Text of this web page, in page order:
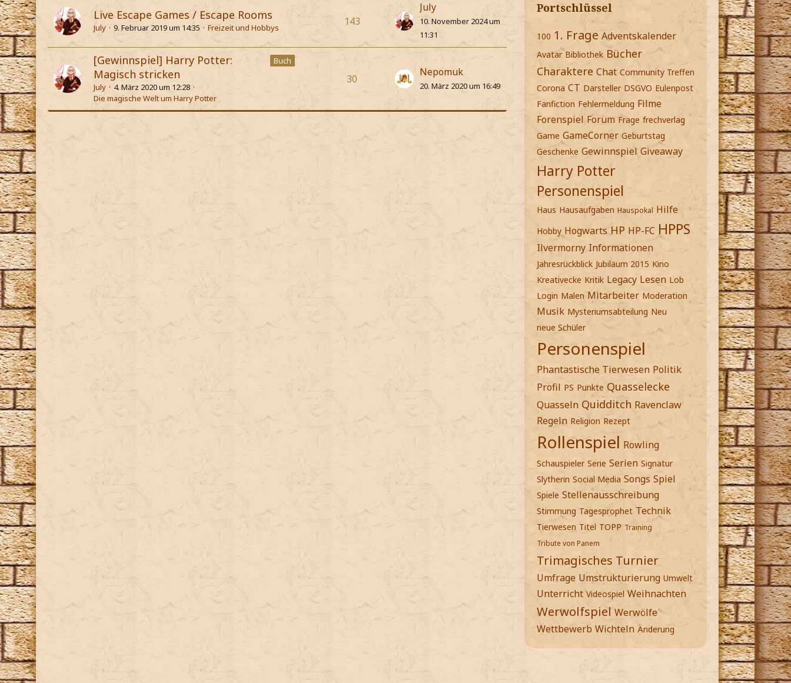
Live Escape Games / Escape Rooms
July 9. Februar 2019 um 14:35 Freizeit und Hobbys
143
July
10. November 2024 um
11:31
Buch
[Gewinnspiel] Harry Potter:
Magisch stricken
July
4. März 2020 um 12:28
Die magische Welt um Harry Potter
30
Nepomuk
20. März 2020 um 16:49
Portschlüssel
100 1. Frage Adventskalender
Avatar Bibliothek Bücher
Charaktere Chat Community Treffen
Corona CT Darsteller DSGVO Eulenpost
Fanfiction Fehlermeldung Filme
Forenspiel Forum Frage frechverlag
Game GameCorner Geburtstag
Geschenke Gewinnspiel Giveaway
Harry Potter
Personenspiel
Haus Hausaufgaben Hauspokal Hilfe
Hobby Hogwarts HP HP-FC HPPS
Ilvermorny Informationen
Jahresrückblick Jubiläum 2015 Kino
Kreativecke Kritik Legacy Lesen Lob
Login Malen Mitarbeiter Moderation
Musik Mysteriumsabteilung Neu
neue Schüler
Personenspiel
Phantastische Tierwesen Politik
Profil PS Punkte Quasselecke
Quasseln Quidditch Ravenclaw
Regeln Religion Rezept
Rollenspiel Rowling
Schauspieler Serie Serien Signatur
Slytherin Social Media Songs Spiel
Spiele Stellenausschreibung
Stimmung Tagesprophet Technik
Tierwesen Titel TOPP Training
Tribute von Panem
Trimagisches Turnier
Umfrage Umstrukturierung Umwelt
Unterricht Videospiel Weihnachten
Werwolfspiel Werwölfe
Wettbewerb Wichteln Änderung